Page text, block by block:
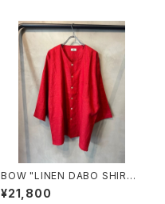
BOW "LINEN DABO SHIR
T"/RED
¥21,800